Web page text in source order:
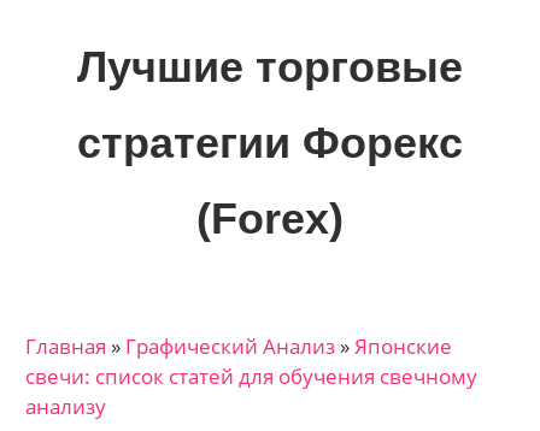
Лучшие торговые
стратегии Форекс
(Forex)
трейдеров
на
финансовых
Главная » Графический Анализ »Японские
свечи: список статей для обучения свечному
анализу